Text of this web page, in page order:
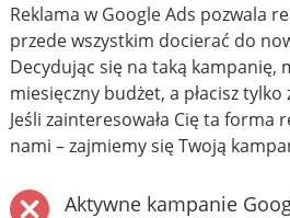
Reklama w Google Ads pozwala
przede wszystkim docierać do
Decydując się na taką kampanię,
miesięczny budżet, a płacisz
Jeśli zainteresowała Cię ta forma
nami – zajmiemy się Twoją
Aktywne kampanie